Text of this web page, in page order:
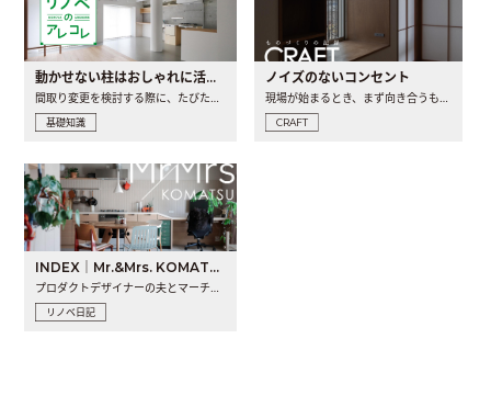
動かせない柱はおしゃれに活用！柱を魅せるリノベーション(リノベ)4選
間取り変更を検討する際に、たびたび皆さんの頭を悩ませる動か..
基礎知識
ノイズのないコンセント
現場が始まるとき、まず向き合うものの一つがコンセントです..
CRAFT
INDEX｜Mr.&Mrs. KOMATSU renovation diary
プロダクトデザイナーの夫とマーチャンダイザーの妻が、夫婦で..
リノベ日記